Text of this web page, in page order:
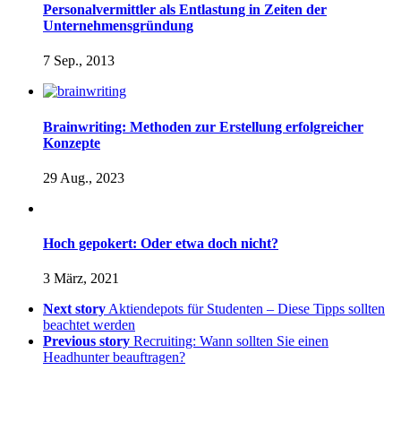
Personalvermittler als Entlastung in Zeiten der
Unternehmensgründung
7 Sep., 2013
Brainwriting: Methoden zur Erstellung erfolgreicher
Konzepte
29 Aug., 2023
Hoch gepokert: Oder etwa doch nicht?
3 März, 2021
Next storyAktiendepots für Studenten – Diese Tipps sollten
beachtet werden
Previous story Recruiting: Wann sollten Sie einen
Headhunter beauftragen?